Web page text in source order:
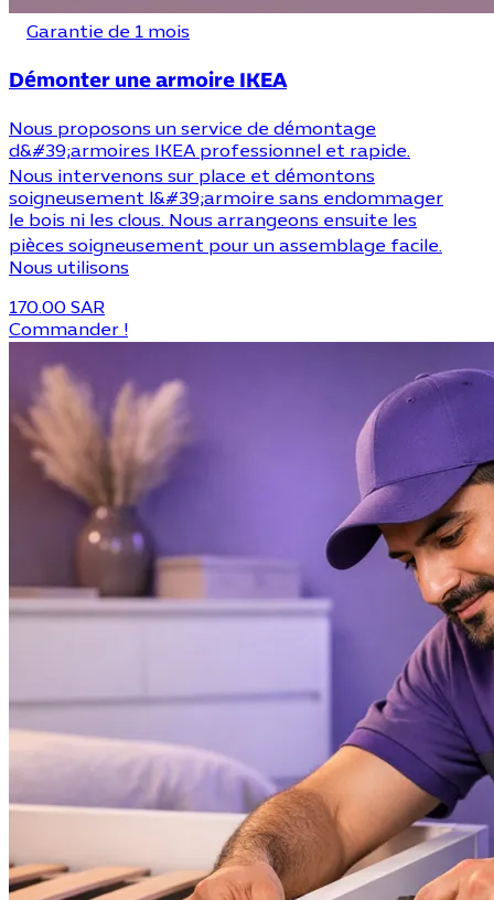
Garantie de 1 mois
Démonter une armoire IKEA
Nous proposons un service de démontage
d&#39;armoires IKEA professionnel et rapide.
Nous intervenons sur place et démontons
soigneusement l&#39;armoire sans endommager
le bois ni les clous. Nous arrangeons ensuite les
pièces soigneusement pour un assemblage facile.
Nous utilisons
170.00 SAR
Commander !